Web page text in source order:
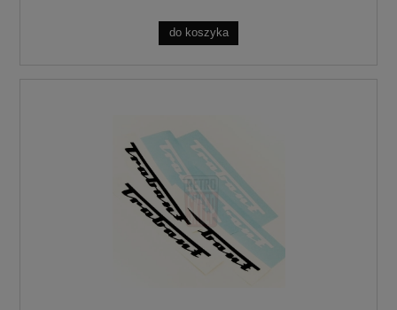
do koszyka